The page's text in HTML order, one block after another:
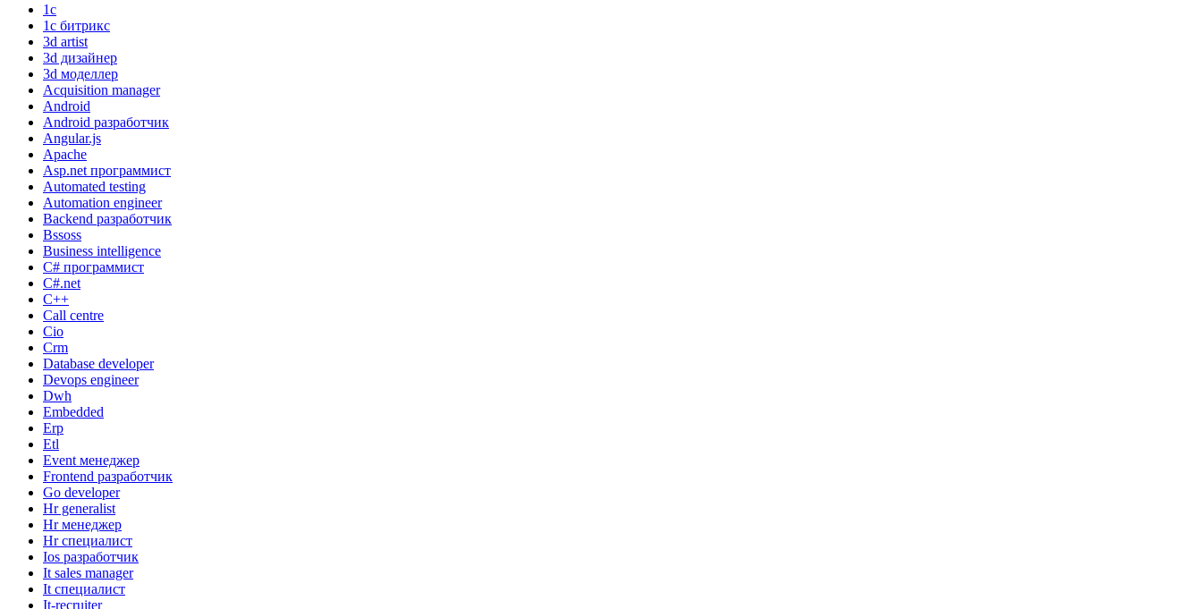
1с
1с битрикс
3d artist
3d дизайнер
3d моделлер
Acquisition manager
Android
Android разработчик
Angular.js
Apache
Asp.net программист
Automated testing
Automation engineer
Backend разработчик
Bssoss
Business intelligence
C# программист
C#.net
C++
Call centre
Cio
Crm
Database developer
Devops engineer
Dwh
Embedded
Erp
Etl
Event менеджер
Frontend разработчик
Go developer
Hr generalist
Hr менеджер
Hr специалист
Ios разработчик
It sales manager
It специалист
It-recruiter